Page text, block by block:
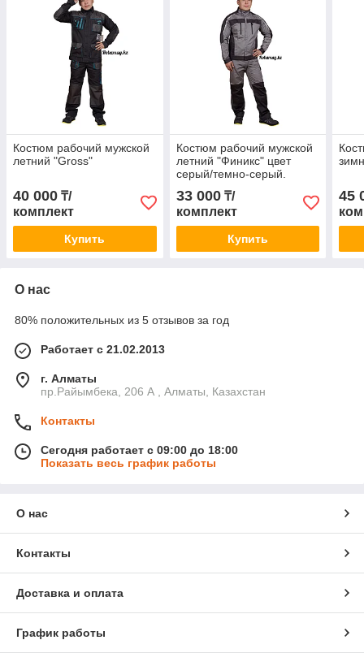
Костюм рабочий мужской
летний "Gross"
40 000 ₸/
комплект
Купить
Костюм рабочий мужской
летний "Финикс" цвет
серый/темно-серый.
33 000₸/
комплект
Купить
45
О нас
80% положительных из 5 отзывов за год
Работает с 21.02.2013
г. Алматы
пр.Райымбека, 206 А , Алматы, Казахстан
Контакты
Сегодня работает с 09:00 до 18:00
Показать весь график работы
О нас
Контакты
Доставка и оплата
График работы